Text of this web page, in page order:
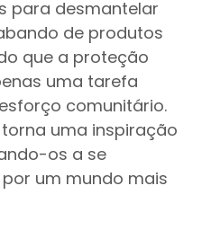
para desmantelar
de produtos
que a proteção
uma tarefa
comunitário.
uma inspiração
os a se
um mundo mais